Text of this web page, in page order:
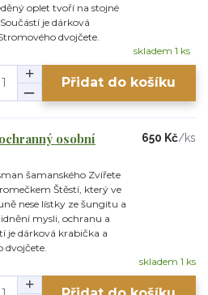
oplet tvoří na stojné
je dárková
dvojčete.
skladem 1 ks
Přidat do košíku
osobní
šamanského Zvířete
Štěstí, který ve
nese lístky ze šungitu a
mysli, ochranu a
je dárková krabička a
dvojčete.
650 Kč/ks
skladem 1 ks